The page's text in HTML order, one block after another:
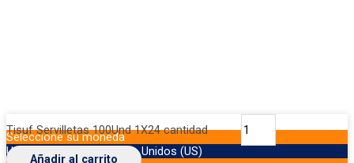
Seleccione su moneda
USD
Dólar de los Estados Unidos (US)
Tisuf Servilletas 100Und 1X24 cantidad
Añadir al carrito